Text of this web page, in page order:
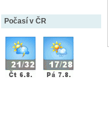
Počasí v ČR